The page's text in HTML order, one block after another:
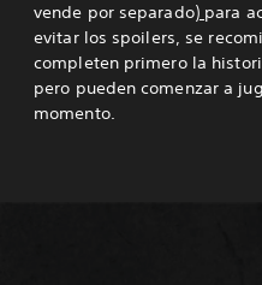
vende por separado) para
evitar los spoilers, se
completen primero la
pero pueden comenzar a
momento.